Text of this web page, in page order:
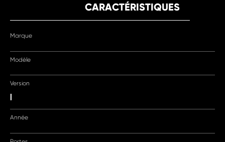
CARACTÉRISTIQUES
Marque
Modèle
Version
|
Année